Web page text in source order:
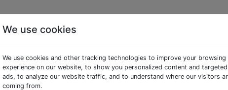
von Capistrano
die Repository-URL
We use cookies
We use cookies and other tracking technologies to improve your browsing
experience on our website, to show you personalized content and targeted
ads, to analyze our website traffic, and to understand where our visitors
coming from.